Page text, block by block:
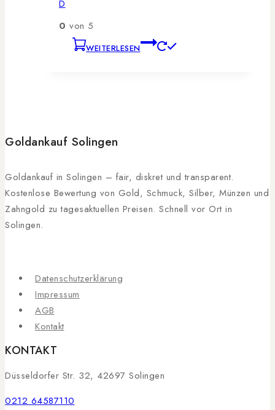
D
0 von 5
WEITERLESEN
Goldankauf Solingen
Goldankauf in Solingen – fair, diskret und transparent.
Kostenlose Bewertung von Gold, Schmuck, Silber, Münzen und
Zahngold zu tagesaktuellen Preisen. Schnell vor Ort in
Solingen.
Datenschutzerklärung
Impressum
AGB
Kontakt
KONTAKT
Düsseldorfer Str. 32, 42697 Solingen
0212 64587110